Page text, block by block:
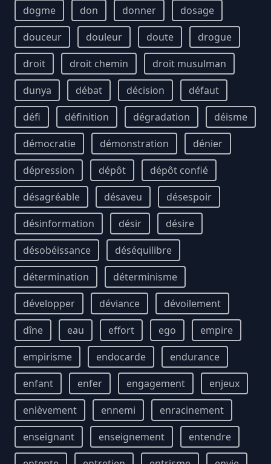
dogme
don donner
dosage
douceur
douleur doute
drogue
droit
droit chemin
droit musulman
dunya
débat décision
défaut
défi
définition dégradation
déisme
démocratie
démonstration
dénier
dépression
dépôt
dépôt confié
désagréable
désaveu
désespoir
désinformation
désir
désire
désobéissance
déséquilibre
détermination
déterminisme
développer
déviance
dévoilement
dîne
eau effort ego
empire
empirisme
endocarde
endurance
enfant
enfer engagement
enjeux
enlèvement
ennemi
enracinement
enseignant
enseignement
entendre